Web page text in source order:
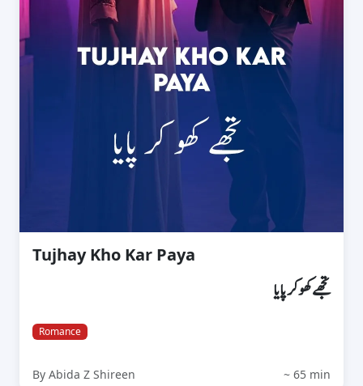
Tujhay Kho Kar Paya
تجھے کھو کر پایا
Romance
By Abida Z Shireen ~ 65 min